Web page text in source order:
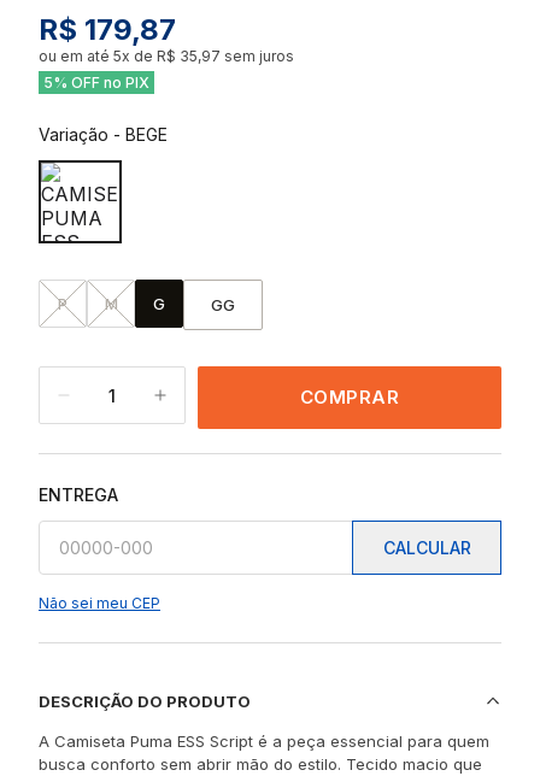
R$ 179,87
ou em até 5x de R$ 35,97 sem juros
5% OFF no PIX
Variação - BEGE
P M G GG
1 COMPRAR
ENTREGA
CALCULAR
Não sei meu CEP
DESCRIÇÃO DO PRODUTO
A Camiseta Puma ESS Script é a peça essencial para quem
busca conforto sem abrir mão do estilo. Tecido macio que